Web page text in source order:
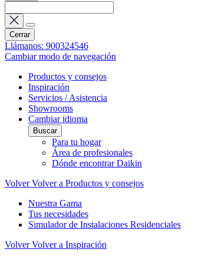
Cerrar
Llámanos: 900324546
Cambiar modo de navegación
Productos y consejos
Inspiración
Servicios / Asistencia
Showrooms
Cambiar idioma
Buscar
Para tu hogar
Área de profesionales
Dónde encontrar Daikin
Volver Volver a Productos y consejos
Nuestra Gama
Tus necesidades
Simulador de Instalaciones Residenciales
Volver Volver a Inspiración